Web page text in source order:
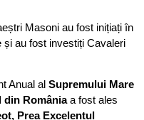
Masoni au fost inițiați în
și au fost investiți Cavaleri
Anual al Supremului Mare
din Româniaa fost ales
Prea Excelentul